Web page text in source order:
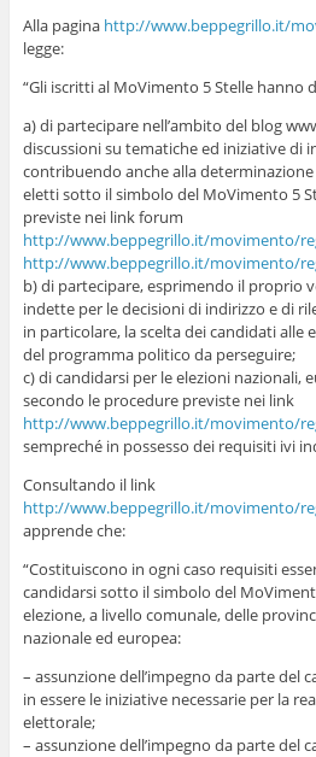
Alla pagina http://www.beppegrillo.it/
legge:
“Gli iscritti al MoVimento 5 Stelle hanno
a) di partecipare nell’ambito del blog
discussioni su tematiche ed iniziative di
contribuendo anche alla
eletti sotto il simbolo del MoVimento 5
previste nei link forum
http://www.beppegrillo.it/movimento/
http://www.beppegrillo.it/movimento/
b) di partecipare, esprimendo il proprio
indette per le decisioni di indirizzo e di
in particolare, la scelta dei candidati alle
del programma politico da perseguire;
c) di candidarsi per le elezioni nazionali,
secondo le procedure previste nei link
http://www.beppegrillo.it/movimento/
sempreché in possesso dei requisiti ivi
Consultando il link
http://www.beppegrillo.it/movimento/
apprende che:
“Costituiscono in ogni caso requisiti
candidarsi sotto il simbolo del
elezione, a livello comunale, delle
nazionale ed europea:
– assunzione dell’impegno da parte del
in essere le iniziative necessarie per la
elettorale;
– assunzione dell’impegno da parte del